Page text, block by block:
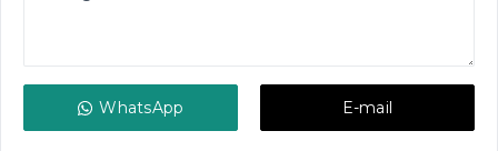
WhatsApp E-mail